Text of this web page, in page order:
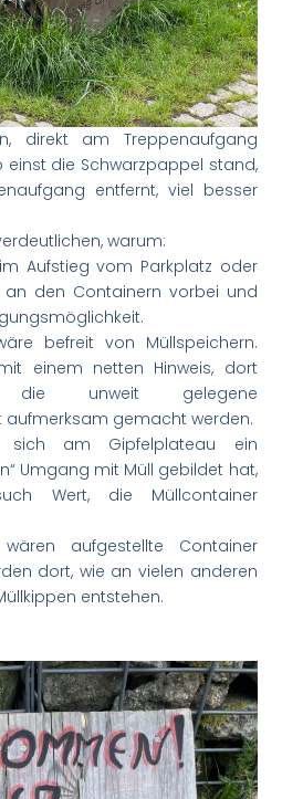
direkt am Treppenaufgang
die Schwarzpappel stand,
entfernt, viel besser
warum:
Aufstieg vom Parkplatz oder
den Containern vorbei und
befreit von Müllspeichern.
einem netten Hinweis, dort
die unweit gelegene
aufmerksam gemacht werden.
am Gipfelplateau ein
Umgang mit Müll gebildet hat,
Wert, die Müllcontainer
aufgestellte Container
dort, wie an vielen anderen
entstehen.